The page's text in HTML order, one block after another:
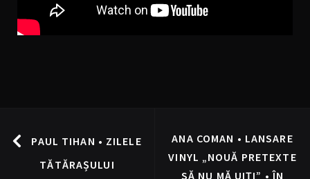
PAUL TIHAN • ZILELE
TĂTĂRAȘULUI
ANA COMAN • LANSARE
VINYL „NOUĂ PRETEXTE
SĂ NU MĂ UIȚI” • ÎN